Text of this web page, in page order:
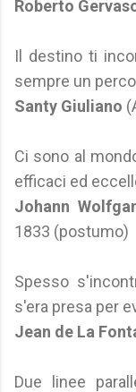
Roberto
Il destino ti
sempre un
Santy Giuliano
Ci sono al
efficaci ed
Johann
1833 (postumo)
Spesso
s'era presa per
Jean de La
Due linee